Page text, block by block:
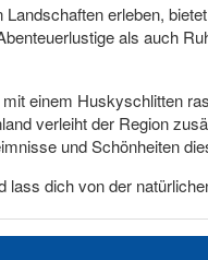
erleben,
als auch
einem Huskyschlitten
verleiht der Region
und Schönheiten
dich von der